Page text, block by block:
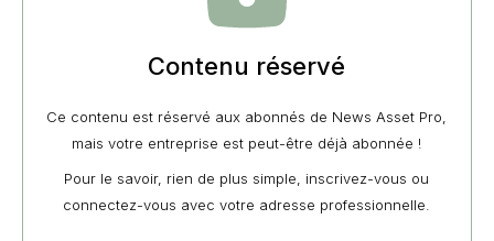
Contenu réservé
Ce contenu est réservé aux abonnés de News Asset Pro,
mais votre entreprise est peut-être déjà abonnée !
Pour le savoir, rien de plus simple, inscrivez-vous ou
connectez-vous avec votre adresse professionnelle.